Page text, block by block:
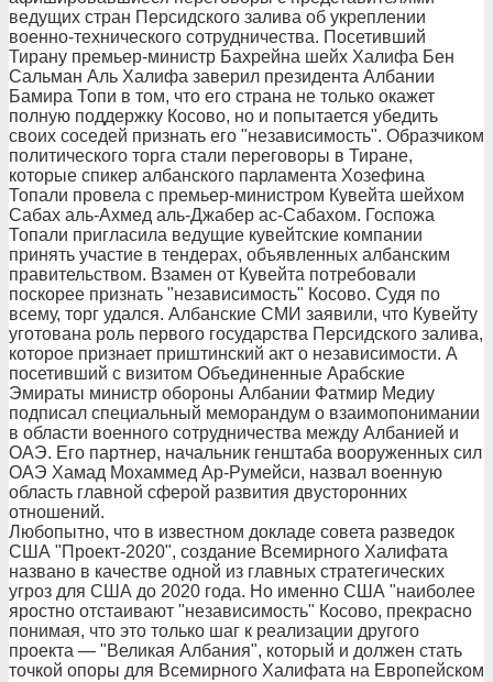
ведущих стран Персидского залива об укреплении
военно-технического сотрудничества. Посетивший
Тирану премьер-министр Бахрейна шейх Халифа Бен
Сальман Аль Халифа заверил президента Албании
Бамира Топи в том, что его страна не только окажет
полную поддержку Косово, но и попытается убедить
своих соседей признать его "независимость". Образчиком
политического торга стали переговоры в Тиране,
которые спикер албанского парламента Хозефина
Топали провела с премьер-министром Кувейта шейхом
Сабах аль-Ахмед аль-Джабер ас-Сабахом. Госпожа
Топали пригласила ведущие кувейтские компании
принять участие в тендерах, объявленных албанским
правительством. Взамен от Кувейта потребовали
поскорее признать "независимость" Косово. Судя по
всему, торг удался. Албанские СМИ заявили, что Кувейту
уготована роль первого государства Персидского залива,
которое признает приштинский акт о независимости. А
посетивший с визитом Объединенные Арабские
Эмираты министр обороны Албании Фатмир Медиу
подписал специальный меморандум о взаимопонимании
в области военного сотрудничества между Албанией и
ОАЭ. Его партнер, начальник генштаба вооруженных сил
ОАЭ Хамад Мохаммед Ар-Румейси, назвал военную
область главной сферой развития двусторонних
отношений.
Любопытно, что в известном докладе совета разведок
США "Проект-2020", создание Всемирного Халифата
названо в качестве одной из главных стратегических
угроз для США до 2020 года. Но именно США "наиболее
яростно отстаивают "независимость" Косово, прекрасно
понимая, что это только шаг к реализации другого
проекта — "Великая Албания", который и должен стать
точкой опоры для Всемирного Халифата на Европейском